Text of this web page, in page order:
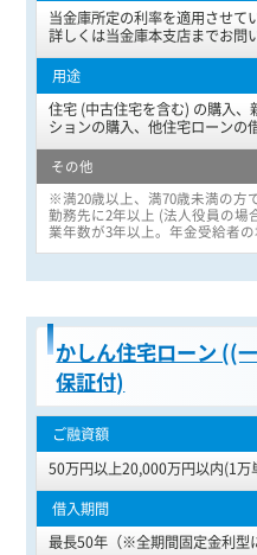
当金庫所定の利率を適用させて
詳しくは当金庫本支店までお問
住宅 (中古住宅を含む) の購入
ションの購入、他住宅ローンの
※満20歳以上、満70歳未満の方
勤務先に2年以上 (法人役員の場
業年数が3年以上。年金受給者
かしん住宅ローン ((
保証付)
50万円以上20,000万円以内(1万
最長50年（※全期間固定金利型